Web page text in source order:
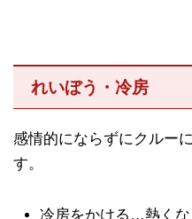
れいぼう・冷房
感情的にならずにクルー
す。
冷房をかける…熱く